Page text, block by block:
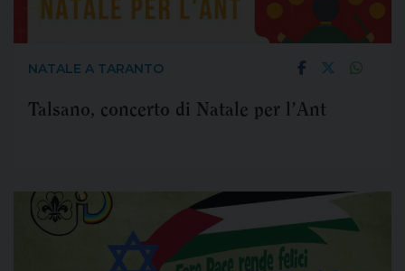
NATALE A TARANTO
Talsano, concerto di Natale per l’Ant